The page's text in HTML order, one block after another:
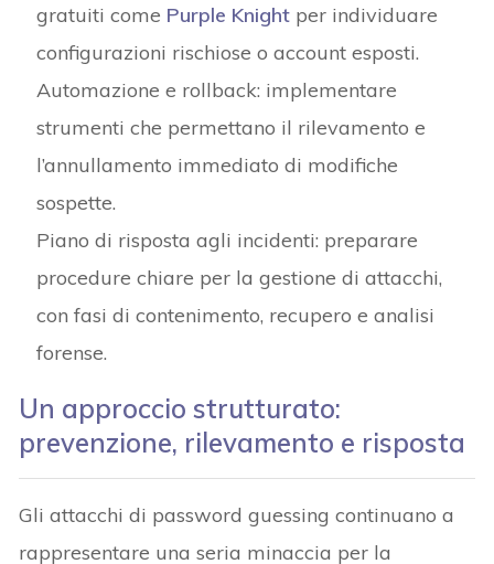
gratuiti come Purple Knight per individuare
configurazioni rischiose o account esposti.
Automazione e rollback: implementare
strumenti che permettano il rilevamento e
l’annullamento immediato di modifiche
sospette.
Piano di risposta agli incidenti: preparare
procedure chiare per la gestione di attacchi,
con fasi di contenimento, recupero e analisi
forense.
Un approccio strutturato:
prevenzione, rilevamento e risposta
Gli attacchi di password guessing continuano a
rappresentare una seria minaccia per la